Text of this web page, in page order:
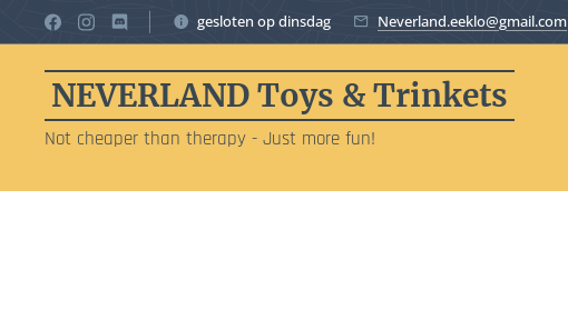
gesloten op dinsdag Neverland.eeklo@gmail.com
NEVERLAND Toys & Trinkets
Not cheaper than therapy - Just more fun!